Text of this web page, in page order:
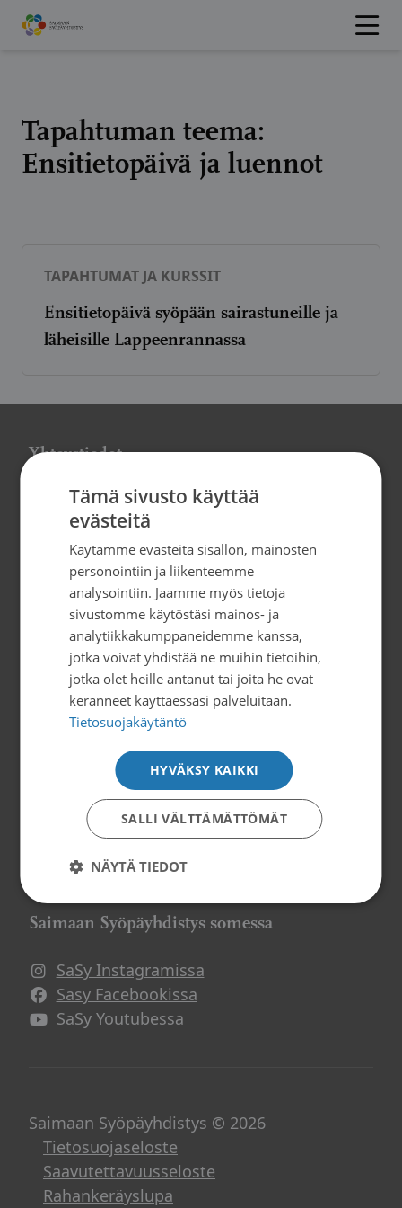
Hyppää
sisältöön
Tapahtuman teema:
Ensitietopäivä ja luennot
TAPAHTUMAT JA KURSSIT
Ensitietopäivä syöpään sairastuneille ja
läheisille Lappeenrannassa
Yhteystiedot
Saimaan Syöpäyhdistys
Kauppakatu 40 D, 53100 Lappeenranta
Puh. 05 451 3770
saimaa@sasy.fi
Y-tunnus 0282800-4
Verkkolaskutustiedot
Tilaa uutiskirje
Palvelemme
muina aikoina sovitusti
Saimaan Syöpäyhdistys somessa
SaSy Instagramissa
Avautuu uuteen ikkunaan
Sasy Facebookissa
Avautuu uuteen ikkunaan
SaSy Youtubessa
Avautuu uuteen ikkunaan
Saimaan Syöpäyhdistys © 2026
Tietosuojaseloste
Saavutettavuusseloste
Rahankeräyslupa
Tämä sivusto käyttää
evästeitä
Käytämme evästeitä sisällön, mainosten
personointiin ja liikenteemme
analysointiin. Jaamme myös tietoja
sivustomme käytöstäsi mainos- ja
analytiikkakumppaneidemme kanssa,
jotka voivat yhdistää ne muihin tietoihin,
jotka olet heille antanut tai joita he ovat
keränneet käyttäessäsi palveluitaan.
Tietosuojakäytäntö
HYVÄKSY KAIKKI
SALLI VÄLTTÄMÄTTÖMÄT
NÄYTÄ TIEDOT